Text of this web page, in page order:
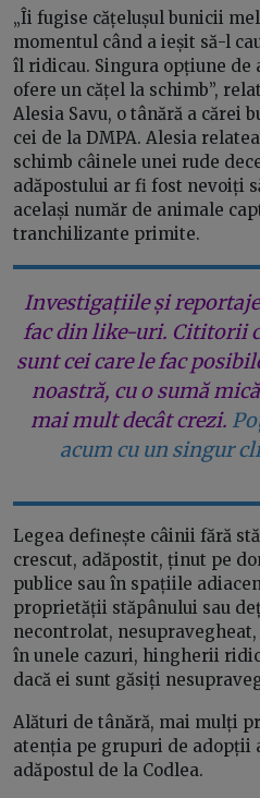
„Îi fugise cățelușul bunicii
momentul când a ieșit să-l
îl ridicau. Singura opțiune de
ofere un cățel la schimb”,
Alesia Savu, o tânără a cărei
cei de la DMPA. Alesia
schimb câinele unei rude
adăpostului ar fi fost nevoiți
același număr de animale
tranchilizante primite.
Investigațiile și
fac din like-uri. Cititorii
sunt cei care le fac
noastră, cu o sumă
mai mult decât crezi.
acum cu un singur
Legea definește câinii fără
crescut, adăpostit, ținut pe
publice sau în spațiile
proprietății stăpânului sau
necontrolat,
în unele cazuri, hingherii
dacă ei sunt găsiți
Alături de tânără, mai mulți
atenția pe grupuri de adopții
adăpostul de la Codlea.